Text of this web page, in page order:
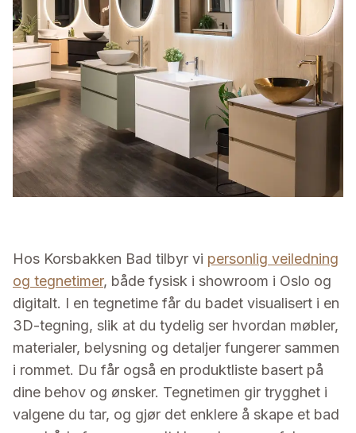
Hos Korsbakken Bad tilbyr vi personlig veiledning
og tegnetimer, både fysisk i showroom i Oslo og
digitalt. I en tegnetime får du badet visualisert i en
3D-tegning, slik at du tydelig ser hvordan møbler,
materialer, belysning og detaljer fungerer sammen
i rommet. Du får også en produktliste basert på
dine behov og ønsker. Tegnetimen gir trygghet i
valgene du tar, og gjør det enklere å skape et bad